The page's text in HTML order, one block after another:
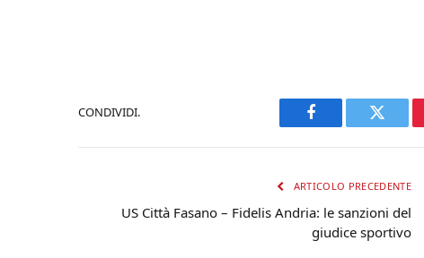
CONDIVIDI.
Facebook Twitter
ARTICOLO PRECEDENTE
US Città Fasano – Fidelis Andria: le sanzioni del
giudice sportivo